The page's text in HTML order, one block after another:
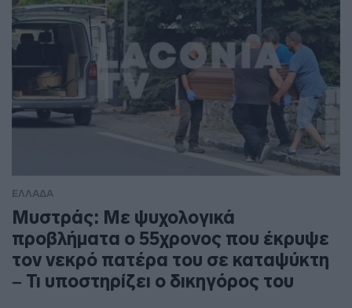
ΕΛΛΑΔΑ
Μυστράς: Με ψυχολογικά
προβλήματα ο 55χρονος που έκρυψε
τον νεκρό πατέρα του σε καταψύκτη
– Τι υποστηρίζει ο δικηγόρος του